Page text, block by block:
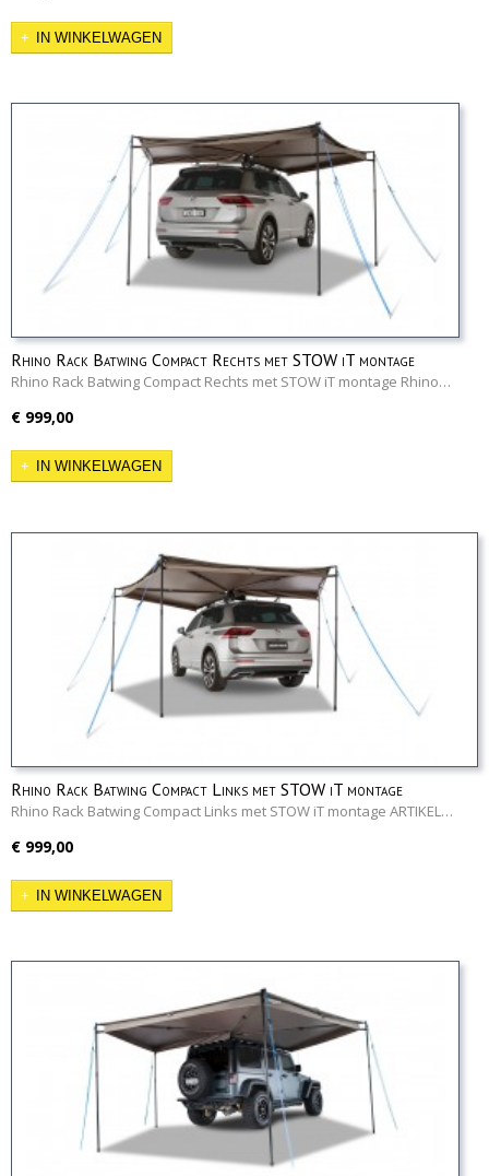
IN WINKELWAGEN
Rhino Rack Batwing Compact Rechts met STOW iT montage
Rhino Rack Batwing Compact Rechts met STOW iT montage Rhino…
€ 999,00
IN WINKELWAGEN
Rhino Rack Batwing Compact Links met STOW iT montage
Rhino Rack Batwing Compact Links met STOW iT montage ARTIKEL…
€ 999,00
IN WINKELWAGEN